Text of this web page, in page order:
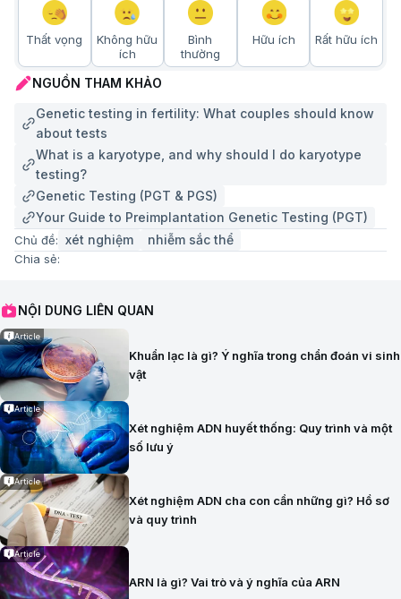
Thất vọng
Không hữu
ích
Bình
thường
Hữu ích Rất hữu ích
NGUỒN THAM KHẢO
Genetic testing in fertility: What couples should know
about tests
What is a karyotype, and why should I do karyotype
testing?
Genetic Testing (PGT & PGS)
Your Guide to Preimplantation Genetic Testing (PGT)
Chủ đề: xét nghiệm nhiễm sắc thể
Chia sẻ:
NỘI DUNG LIÊN QUAN
Article
Khuẩn lạc là gì? Ý nghĩa trong chẩn đoán vi sinh
vật
Article
Xét nghiệm ADN huyết thống: Quy trình và một
số lưu ý
Article
Xét nghiệm ADN cha con cần những gì? Hồ sơ
và quy trình
Article
ARN là gì? Vai trò và ý nghĩa của ARN